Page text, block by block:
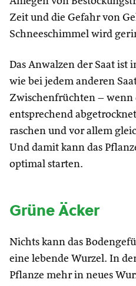
Zeit und die Gefahr von
Schneeschimmel wird
Das Anwalzen der Saat ist
wie bei jedem anderen
Zwischenfrüchten – wenn
entsprechend
raschen und vor allem
Und damit kann das
optimal starten.
Grüne Äcker
Nichts kann das
eine lebende Wurzel. In
Pflanze mehr in neues